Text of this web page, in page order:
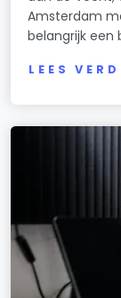
Amsterdam
belangrijk een
LEES